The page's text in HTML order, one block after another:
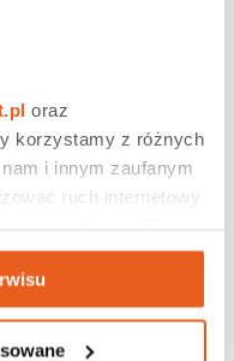
korzystamy z różnych
i innym zaufanym
ruch internetowy
Więcej
prywatności
z nawigacji,
„Błąd połączenia
sieci”.